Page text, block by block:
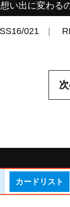
い出に変わる
021
カードリスト